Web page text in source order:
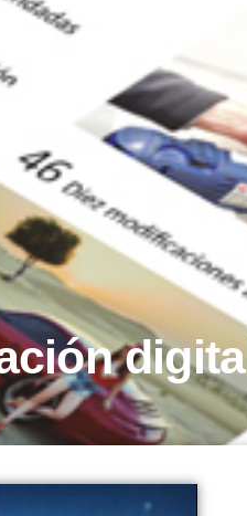
digital